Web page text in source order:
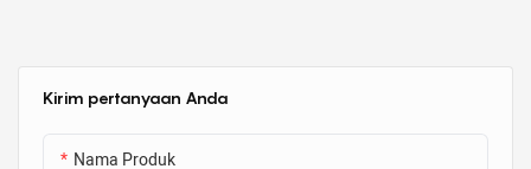
Kirim pertanyaan Anda
Nama Produk
bergelombang atau dilipat
untuk menciptakan interior yang
kuat. Pipa-pipa ini biasanya